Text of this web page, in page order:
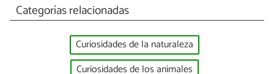
Categorías relacionadas
Curiosidades de la naturaleza
Curiosidades de los animales